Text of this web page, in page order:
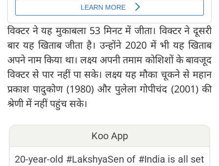
विक्टर ने यह मुकाबला 53 मिनट में जीता। विक्टर ने दूसरी
बार यह खिताब जीता है। उन्होंने 2020 में भी यह खिताब
अपने नाम किया था। लक्ष्य अपनी तमाम कोशिशों के बावजूद
विक्टर से पार नहीं पा सके। लक्ष्य यह मौका चूकने से महान
प्रकाश पादुकोण (1980) और पुलेला गोपीचंद (2001) की
श्रेणी में नहीं पहुंच सके।
Koo App
20-year-old #LakshyaSen of #India is all set